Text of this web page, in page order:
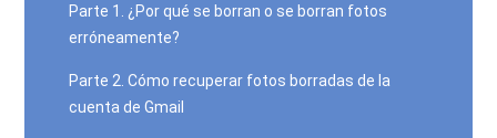
Parte 1. ¿Por qué se borran o se borran fotos
erróneamente?
Parte 2. Cómo recuperar fotos borradas de la
cuenta de Gmail